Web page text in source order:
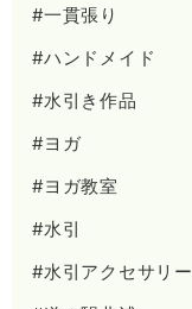
#一貫張り
#ハンドメイド
#水引き作品
#ヨガ
#ヨガ教室
#水引
#水引アクセサリー